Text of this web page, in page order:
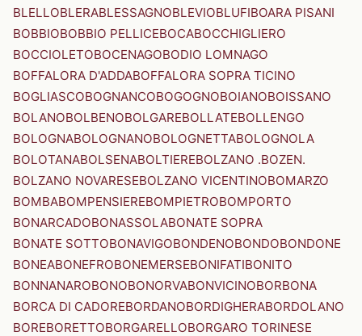
BLELLOBLERABLESSAGNOBLEVIOBLUFIBOARA PISANI
BOBBIOBOBBIO PELLICEBOCABOCCHIGLIERO
BOCCIOLETOBOCENAGOBODIO LOMNAGO
BOFFALORA D'ADDABOFFALORA SOPRA TICINO
BOGLIASCOBOGNANCOBOGOGNOBOIANOBOISSANO
BOLANOBOLBENOBOLGAREBOLLATEBOLLENGO
BOLOGNABOLOGNANOBOLOGNETTABOLOGNOLA
BOLOTANABOLSENABOLTIEREBOLZANO .BOZEN.
BOLZANO NOVARESEBOLZANO VICENTINOBOMARZO
BOMBABOMPENSIEREBOMPIETROBOMPORTO
BONARCADOBONASSOLABONATE SOPRA
BONATE SOTTOBONAVIGOBONDENOBONDOBONDONE
BONEABONEFROBONEMERSEBONIFATIBONITO
BONNANAROBONOBONORVABONVICINOBORBONA
BORCA DI CADOREBORDANOBORDIGHERABORDOLANO
BOREBORETTOBORGARELLOBORGARO TORINESE